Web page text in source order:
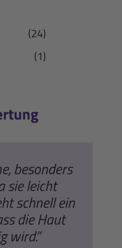
(24)
(1)
besonders
sie leicht
schnell ein
die Haut
wird.”